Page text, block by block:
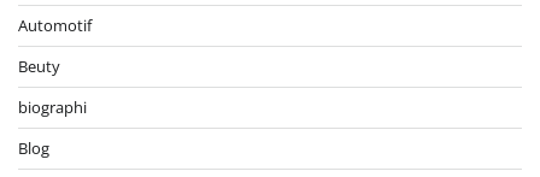
Automotif
Beuty
biographi
Blog